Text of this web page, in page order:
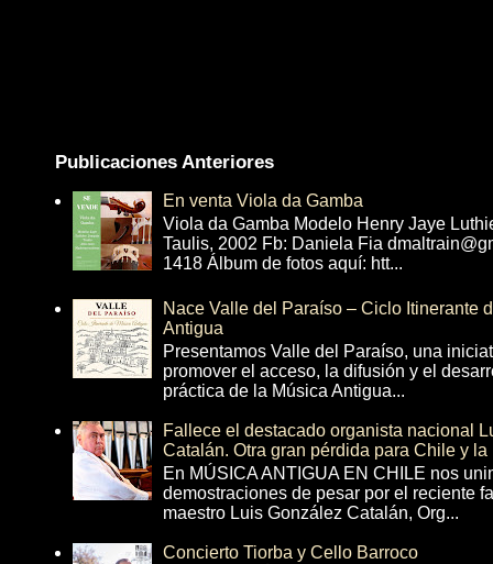
Publicaciones Anteriores
En venta Viola da Gamba
Viola da Gamba Modelo Henry Jaye
Taulis, 2002 Fb: Daniela Fia
1418 Álbum de fotos aquí: htt...
Nace Valle del Paraíso – Ciclo Itinerante
Antigua
Presentamos Valle del Paraíso, una
promover el acceso, la difusión y el
práctica de la Música Antigua...
Fallece el destacado organista nacional
Catalán. Otra gran pérdida para Chile y la
En MÚSICA ANTIGUA EN CHILE nos
demostraciones de pesar por el reciente
maestro Luis González Catalán, Org...
Concierto Tiorba y Cello Barroco